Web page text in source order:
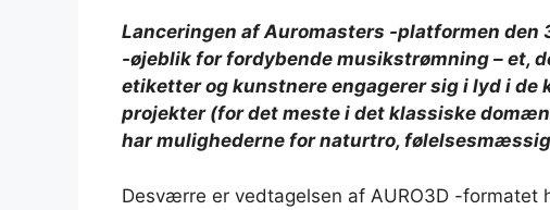
Lanceringen af ​​Auromasters -platformen den
-øjeblik for fordybende musikstrømning – et,
etiketter og kunstnere engagerer sig i lyd i de
projekter (for det meste i det klassiske
har mulighederne for naturtro,
Desværre er vedtagelsen af ​​AURO3D -